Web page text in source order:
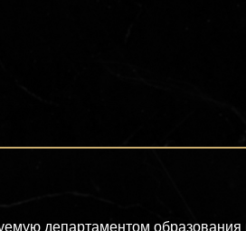
департаментом образования